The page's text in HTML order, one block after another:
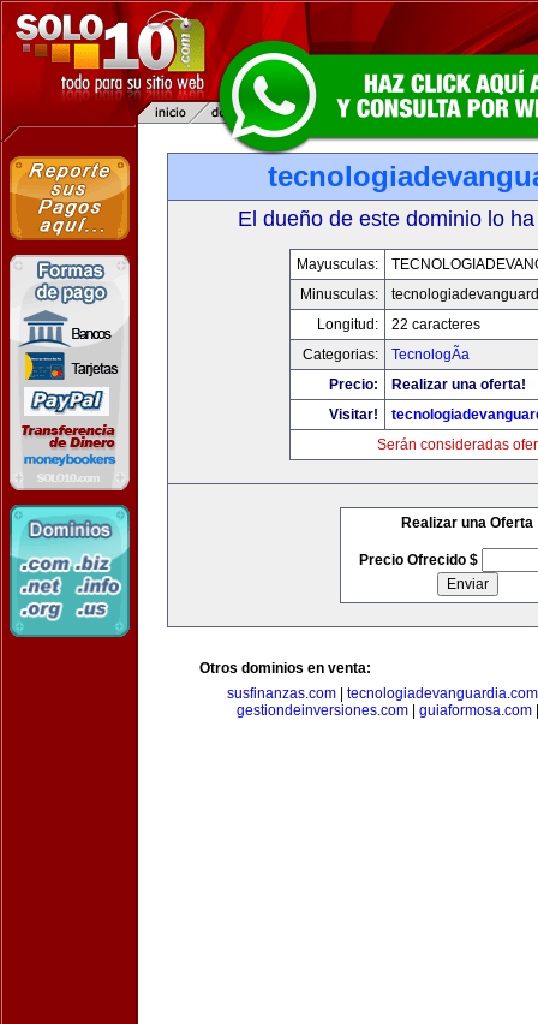
El dueño de este dominio lo
Mayusculas:
Minusculas:
Longitud:
22 caracteres
Categorias:
TecnologÃ­a
Precio:
Realizar una oferta!
Visitar!
Serán consideradas
Realizar una Oferta
Precio Ofrecido $
Otros dominios en venta:
susfinanzas.com| tecnologiadevanguardia.com
gestiondeinversiones.com| guiaformosa.com